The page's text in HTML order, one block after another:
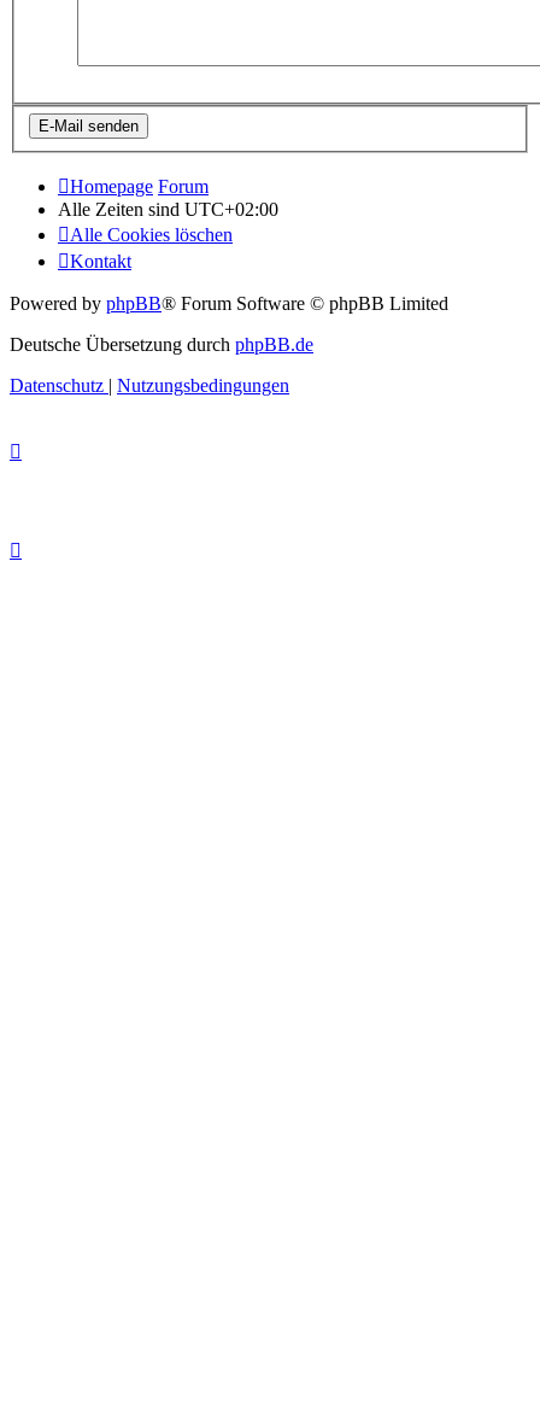
Homepage Forum
Alle Zeiten sind UTC+02:00
Alle Cookies löschen
Kontakt
Powered by phpBB® Forum Software © phpBB Limited
Deutsche Übersetzung durch phpBB.de
Datenschutz
Nutzungsbedingungen